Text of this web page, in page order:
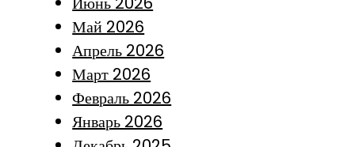
Май 2026
Апрель 2026
Март 2026
Февраль 2026
Январь 2026